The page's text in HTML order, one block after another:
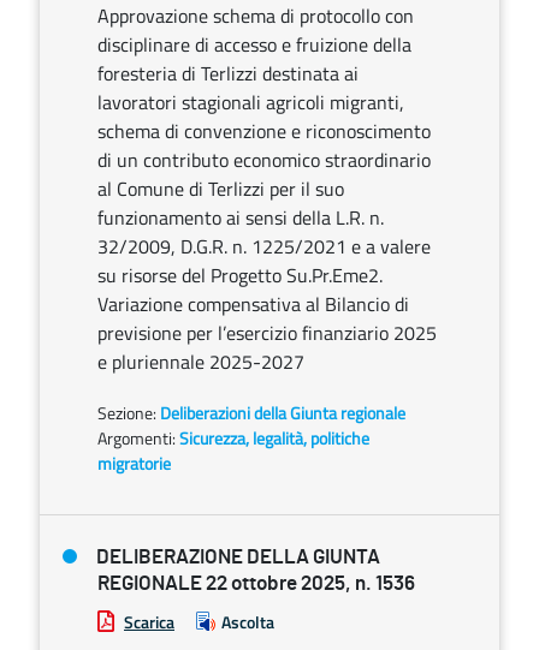
Approvazione schema di protocollo con
disciplinare di accesso e fruizione della
foresteria di Terlizzi destinata ai
lavoratori stagionali agricoli migranti,
schema di convenzione e riconoscimento
di un contributo economico straordinario
al Comune di Terlizzi per il suo
funzionamento ai sensi della L.R. n.
32/2009, D.G.R. n. 1225/2021 e a valere
su risorse del Progetto Su.Pr.Eme2.
Variazione compensativa al Bilancio di
previsione per l’esercizio finanziario 2025
e pluriennale 2025-2027
Sezione: Deliberazioni della Giunta regionale
Argomenti:Sicurezza, legalità, politiche
migratorie
DELIBERAZIONE DELLA GIUNTA
REGIONALE 22 ottobre 2025, n. 1536
Scarica
Ascolta